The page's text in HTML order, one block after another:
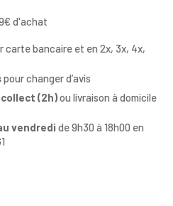
d'achat
carte bancaire et en 2x, 3x, 4x,
pour changer d’avis
(2h)ou livraison à domicile
vendredi de 9h30 à 18h00 en